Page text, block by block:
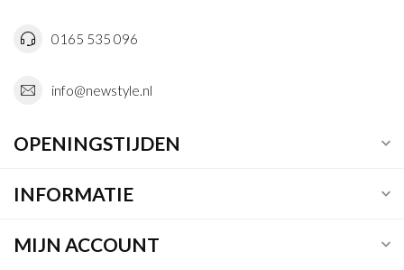
0165 535 096
info@newstyle.nl
OPENINGSTIJDEN
INFORMATIE
MIJN ACCOUNT